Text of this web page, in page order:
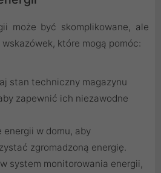
może być skomplikowane, ale
które mogą pomóc:
stan techniczny magazynu
zapewnić ich niezawodne
w domu, aby
zgromadzoną energię.
system monitorowania energii,